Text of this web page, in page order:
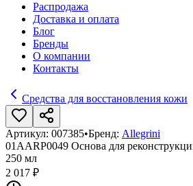
Распродажа
Доставка и оплата
Блог
Бренды
О компании
Контакты
Средства для восстановления кожи
Артикул: 007385•Бренд: Allegrini
01AARP0049 Основа для
250 мл
2 017 ₽